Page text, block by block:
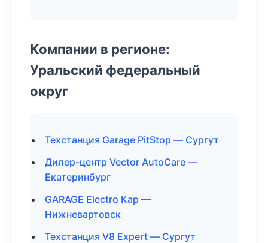
Компании в регионе:
Уральский федеральный
округ
Техстанция Garage PitStop — Сургут
Дилер-центр Vector AutoCare —
Екатеринбург
GARAGE Electro Кар —
Нижневартовск
Техстанция V8 Expert — Сургут